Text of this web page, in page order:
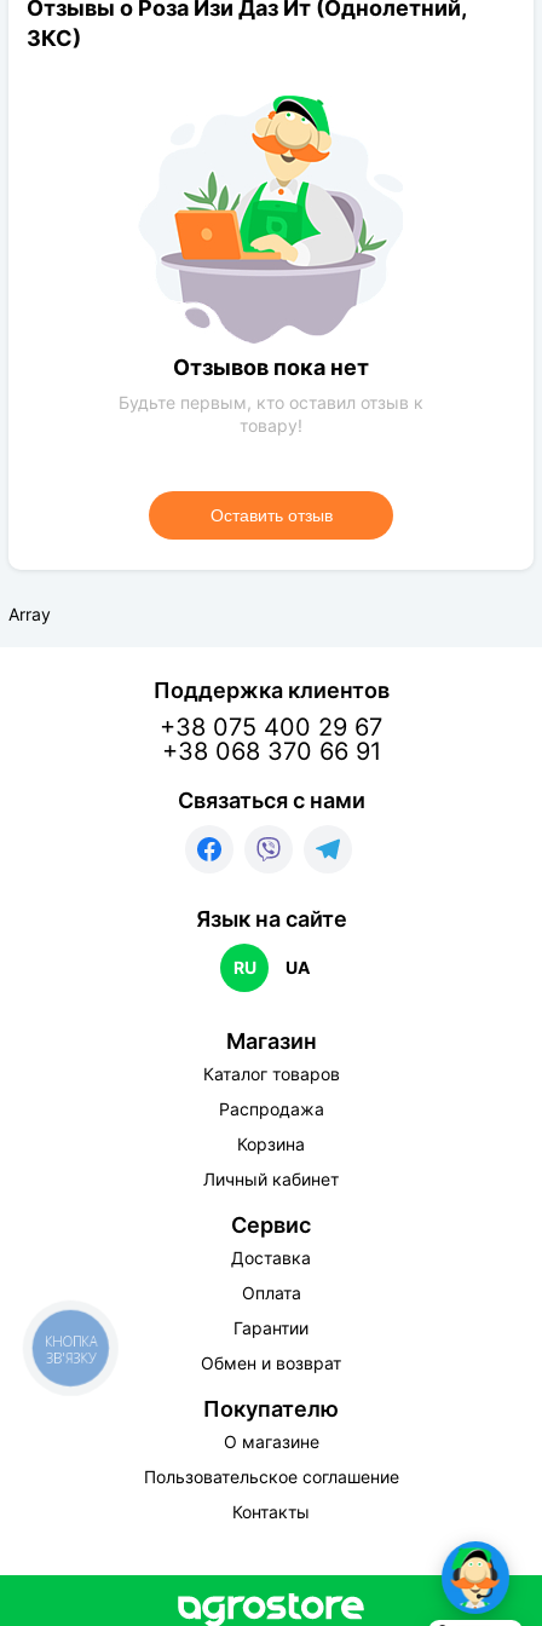
Диаметр цветков:
8-10см
Отзывы о Роза Изи Даз Ит (Однолетний,
ЗКС)
Отзывов пока нет
Будьте первым, кто оставил отзыв к
товару!
Оставить отзыв
Array
Поддержка клиентов
+38 075 400 29 67
+38 068 370 66 91
Связаться с нами
Язык на сайте
RU UA
Магазин
Каталог товаров
Распродажа
Корзина
Личный кабинет
Сервис
Доставка
Оплата
Гарантии
Обмен и возврат
Покупателю
О магазине
Пользовательское соглашение
Контакты
КНОПКА
ЗВ'ЯЗКУ